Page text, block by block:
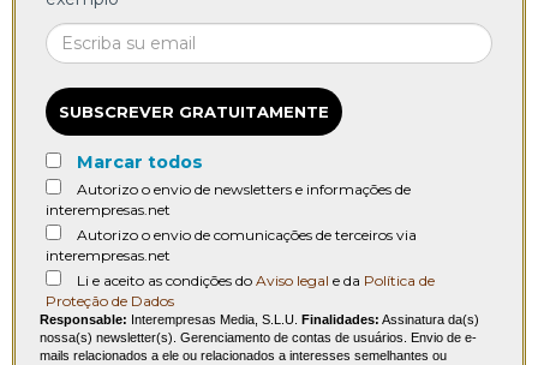
SUBSCREVER GRATUITAMENTE
Marcar todos
Autorizo o envio de newsletters e informações de
interempresas.net
Autorizo o envio de comunicações de terceiros via
interempresas.net
Li e aceito as condições do Aviso legal e da Política de
Proteção de Dados
Responsable: Interempresas Media, S.L.U. Finalidades: Assinatura da(s)
nossa(s) newsletter(s). Gerenciamento de contas de usuários. Envio de e-
mails relacionados a ele ou relacionados a interesses semelhantes ou